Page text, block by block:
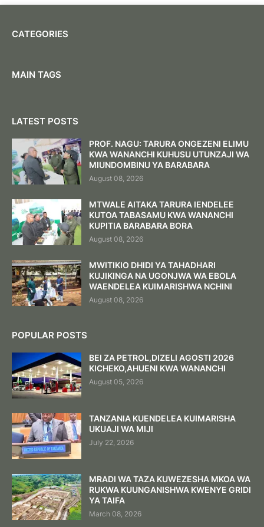
CATEGORIES
MAIN TAGS
LATEST POSTS
PROF. NAGU: TARURA ONGEZENI ELIMU
KWA WANANCHI KUHUSU UTUNZAJI WA
MIUNDOMBINU YA BARABARA ‎
August 08, 2026
MTWALE AITAKA TARURA IENDELEE
KUTOA TABASAMU KWA WANANCHI
KUPITIA BARABARA BORA ‎
August 08, 2026
MWITIKIO DHIDI YA TAHADHARI
KUJIKINGA NA UGONJWA WA EBOLA
WAENDELEA KUIMARISHWA NCHINI
August 08, 2026
POPULAR POSTS
BEI ZA PETROL,DIZELI AGOSTI 2026
KICHEKO,AHUENI KWA WANANCHI
August 05, 2026
TANZANIA KUENDELEA KUIMARISHA
UKUAJI WA MIJI
July 22, 2026
MRADI WA TAZA KUWEZESHA MKOA WA
RUKWA KUUNGANISHWA KWENYE GRIDI
YA TAIFA
March 08, 2026